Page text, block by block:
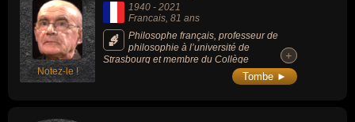
Notez-le !
1940 - 2021
Francais , 81 ans
Philosophe français, professeur de
philosophie à l’université de
Strasbourg et membre du Collège
international de philosophie, auteur de plus
de 200 titres parus sur une grande variété
+
+
Tombe ►